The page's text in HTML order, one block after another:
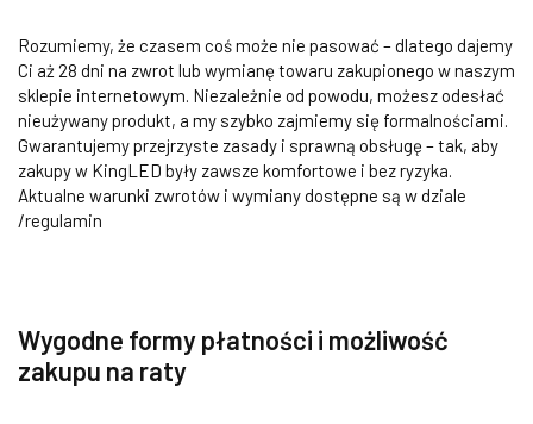
Rozumiemy, że czasem coś może nie pasować – dlatego dajemy
Ci aż 28 dni na zwrot lub wymianę towaru zakupionego w naszym
sklepie internetowym. Niezależnie od powodu, możesz odesłać
nieużywany produkt, a my szybko zajmiemy się formalnościami.
Gwarantujemy przejrzyste zasady i sprawną obsługę – tak, aby
zakupy w KingLED były zawsze komfortowe i bez ryzyka.
Aktualne warunki zwrotów i wymiany dostępne są w dziale
/regulamin
Wygodne formy płatności i możliwość
zakupu na raty